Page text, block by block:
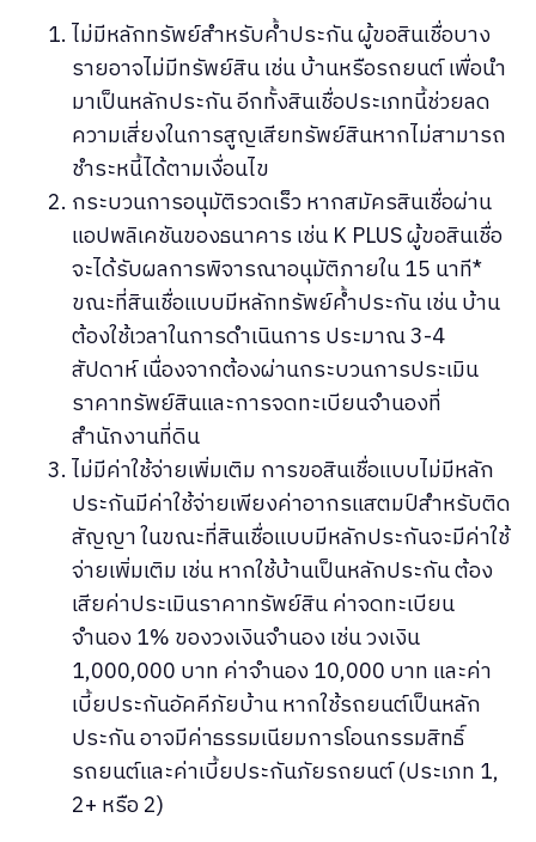
ไม่มีหลักทรัพย์สำหรับค้ำประกัน ผู้ขอสินเชื่อบาง
รายอาจไม่มีทรัพย์สิน เช่น บ้านหรือรถยนต์ เพื่อนำ
มาเป็นหลักประกัน อีกทั้งสินเชื่อประเภทนี้ช่วยลด
ความเสี่ยงในการสูญเสียทรัพย์สินหากไม่สามารถ
ชำระหนี้ได้ตามเงื่อนไข
กระบวนการอนุมัติรวดเร็ว หากสมัครสินเชื่อผ่าน
แอปพลิเคชันของธนาคาร เช่น K PLUS ผู้ขอสินเชื่อ
จะได้รับผลการพิจารณาอนุมัติภายใน 15 นาที*
ขณะที่สินเชื่อแบบมีหลักทรัพย์ค้ำประกัน เช่น บ้าน
ต้องใช้เวลาในการดำเนินการ ประมาณ 3-4
สัปดาห์ เนื่องจากต้องผ่านกระบวนการประเมิน
ราคาทรัพย์สินและการจดทะเบียนจำนองที่
สำนักงานที่ดิน
ไม่มีค่าใช้จ่ายเพิ่มเติม การขอสินเชื่อแบบไม่มีหลัก
ประกันมีค่าใช้จ่ายเพียงค่าอากรแสตมป์สำหรับติด
สัญญา ในขณะที่สินเชื่อแบบมีหลักประกันจะมีค่าใช้
จ่ายเพิ่มเติม เช่น หากใช้บ้านเป็นหลักประกัน ต้อง
เสียค่าประเมินราคาทรัพย์สิน ค่าจดทะเบียน
จำนอง 1% ของวงเงินจำนอง เช่น วงเงิน
1,000,000 บาท ค่าจำนอง 10,000 บาท และค่า
เบี้ยประกันอัคคีภัยบ้าน หากใช้รถยนต์เป็นหลัก
ประกัน อาจมีค่าธรรมเนียมการโอนกรรมสิทธิ์
รถยนต์และค่าเบี้ยประกันภัยรถยนต์ (ประเภท 1,
2+ หรือ 2)